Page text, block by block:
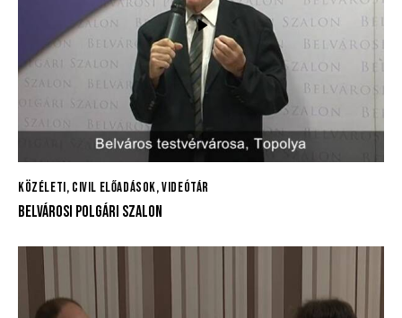
KÖZÉLETI, CIVIL ELŐADÁSOK,VIDEÓTÁR
BELVÁROSI POLGÁRI SZALON